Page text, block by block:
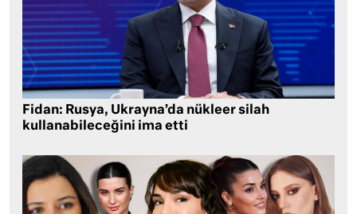
Fidan: Rusya, Ukrayna’da nükleer silah
kullanabileceğini ima etti